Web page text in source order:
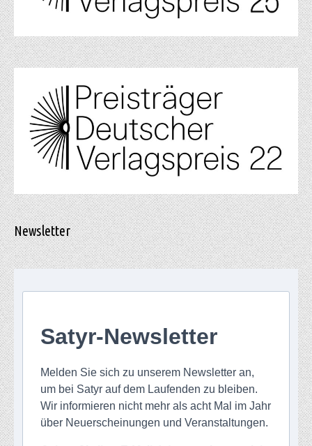
Newsletter
Satyr-Newsletter
Melden Sie sich zu unserem Newsletter an,
um bei Satyr auf dem Laufenden zu bleiben.
Wir informieren nicht mehr als acht Mal im Jahr
über Neuerscheinungen und Veranstaltungen.